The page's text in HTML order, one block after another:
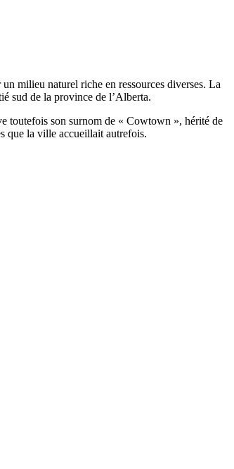
milieu naturel riche en ressources diverses. La
sud de la province de l’Alberta.
toutefois son surnom de « Cowtown », hérité de
que la ville accueillait autrefois.